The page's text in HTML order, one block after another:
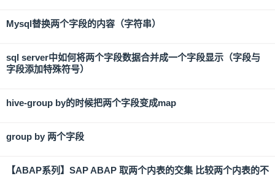
Mysql替换两个字段的内容（字符串）
sql server中如何将两个字段数据合并成一个字段显示（字段与
字段添加特殊符号）
hive-group by的时候把两个字段变成map
group by 两个字段
【ABAP系列】SAP ABAP 取两个内表的交集 比较两个内表的不